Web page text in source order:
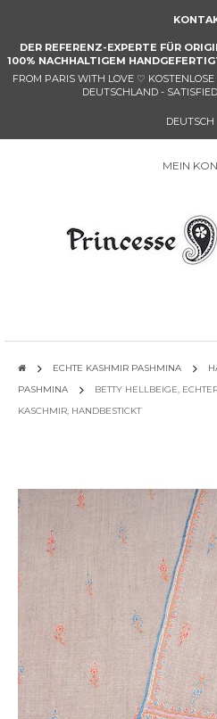
DER REFERENZ-EXPERTE FÜR
100% NACHHALTIGEM
FROM PARIS WITH LOVE ♡
DEUTSCHLAND -
DEUTSCH
MEIN
ECHTE KASHMIR PASHMINA
PASHMINA
BETTY HELLBEIGE,
KASCHMIR, HANDBESTICKT